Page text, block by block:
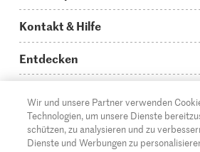
Was koche ich heute?
Hauptgerichte
Schnelle & einfache Rezepte
Apéro & Fingerfood
Backen
Storys
How to-Videos
Glossar
Migusto Login
Kontakt & Hilfe
Infos zum Kochen mit Migusto
Kontakt
Mediadaten Werbetreibende
Entdecken
Supermarkt
Migros Online
Über die Migros
DE FR IT
Wir und unsere Partner verwenden
Technologien, um unsere Dienste
schützen, zu analysieren und zu
Dienste und Werbungen zu